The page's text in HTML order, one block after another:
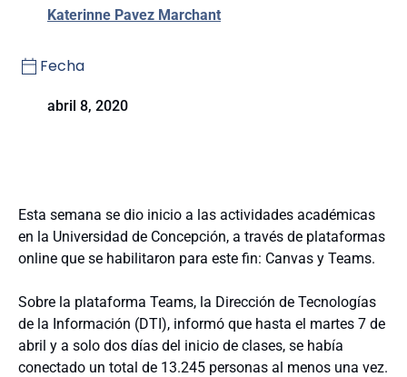
Katerinne Pavez Marchant
Fecha
abril 8, 2020
Esta semana se dio inicio a las actividades académicas
en la Universidad de Concepción, a través de plataformas
online que se habilitaron para este fin: Canvas y Teams.
Sobre la plataforma Teams, la Dirección de Tecnologías
de la Información (DTI), informó que hasta el martes 7 de
abril y a solo dos días del inicio de clases, se había
conectado un total de 13.245 personas al menos una vez.